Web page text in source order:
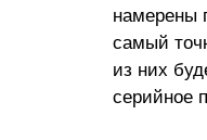
намерены
самый
из них
серийное